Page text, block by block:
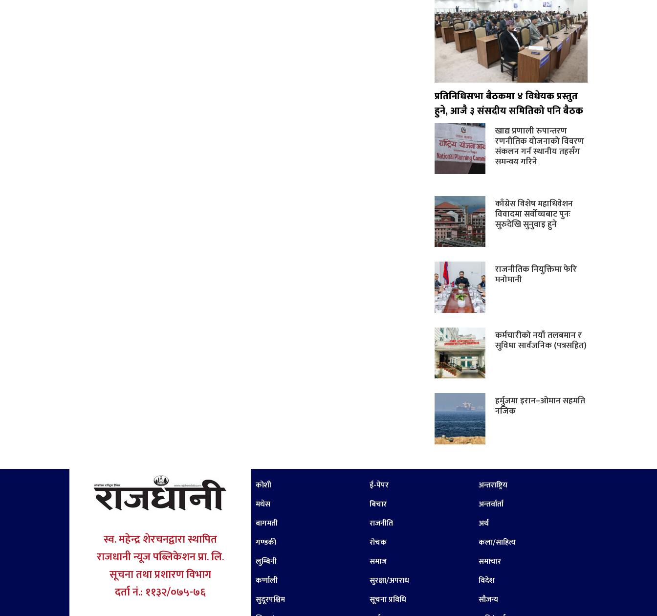
प्रतिनिधिसभा बैठकमा ४ विधेयक प्रस्तुत
हुने, आजै ३ संसदीय समितिको पनि बैठक
खाद्य प्रणाली रुपान्तरण
रणनीतिक योजनाको विवरण
संकलन गर्न स्थानीय तहसँग
समन्वय गरिने
काँग्रेस विशेष महाधिवेशन
विवादमा सर्वोच्चबाट पुनः
सुरुदेखि सुनुवाइ हुने
राजनीतिक नियुक्तिमा फेरि
मनोमानी
कर्मचारीको नयाँ तलबमान र
सुविधा सार्वजनिक (पत्रसहित)
हर्मुजमा इरान–ओमान सहमति
नजिक
स्व. महेन्द्र शेरचनद्वारा स्थापित
राजधानी न्यूज पब्लिकेशन प्रा. लि.
सूचना तथा प्रशारण विभाग
दर्ता नं.: ११३२/०७५-७६
कोशी
मधेस
बागमती
गण्डकी
लुम्बिनी
कर्णाली
सुदूरपश्चिम
ई-पेपर
बिचार
राजनीति
रोचक
समाज
सुरक्षा/अपराध
सूचना प्रविधि
अन्तराष्ट्रिय
अन्तर्वार्ता
अर्थ
कला/साहित्य
समाचार
विदेश
सौजन्य